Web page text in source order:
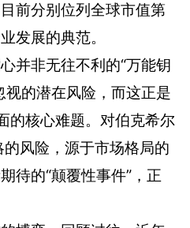
前分别位列全球市值第
发展的典范。
并非无往不利的“万能钥
视的潜在风险，而这正是
的核心难题。对伯克希尔
的风险，源于市场格局的
的“颠覆性事件”，正